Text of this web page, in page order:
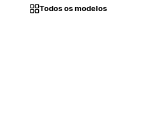
Todos os modelos